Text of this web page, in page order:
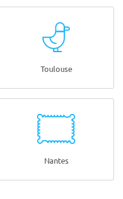
Toulouse
Nantes